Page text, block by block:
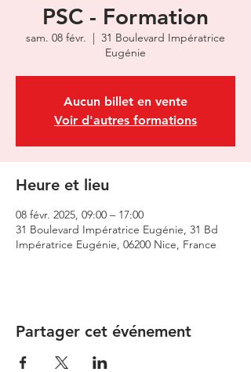
PSC - Formation
sam. 08 févr.
  |
31 Boulevard Impératrice
Eugénie
Aucun billet en vente
Voir d'autres formations
Heure et lieu
08 févr. 2025, 09:00 – 17:00
31 Boulevard Impératrice Eugénie, 31 Bd
Impératrice Eugénie, 06200 Nice, France
Partager cet événement